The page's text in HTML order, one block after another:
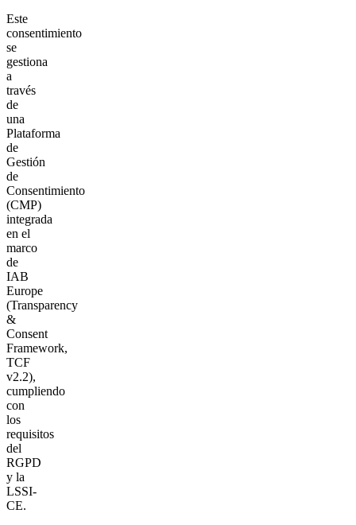
Este
consentimiento
se
gestiona
a
través
de
una
Plataforma
de
Gestión
de
Consentimiento
(CMP)
integrada
en el
marco
de
IAB
Europe
(Transparency
&
Consent
Framework,
TCF
v2.2),
cumpliendo
con
los
requisitos
del
RGPD
y la
LSSI-
CE.